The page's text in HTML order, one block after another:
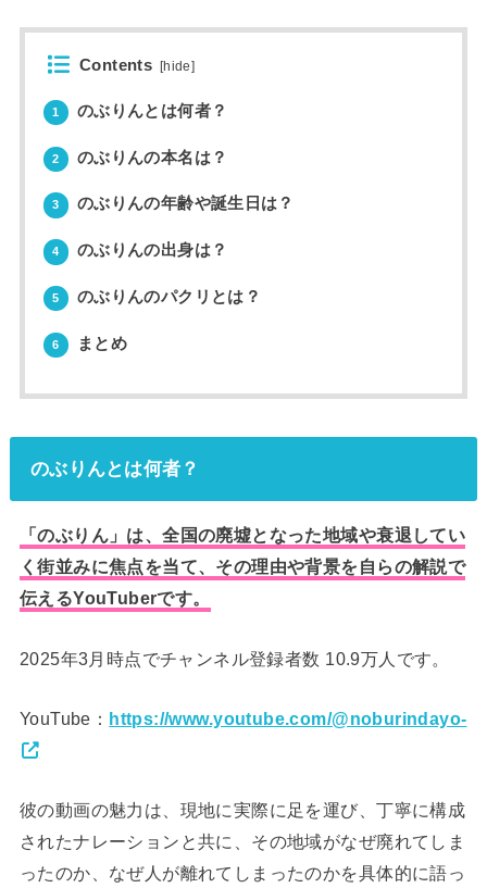
Contents [hide]
1 のぶりんとは何者？
2 のぶりんの本名は？
3 のぶりんの年齢や誕生日は？
4 のぶりんの出身は？
5 のぶりんのパクリとは？
6 まとめ
のぶりんとは何者？
「のぶりん」は、全国の廃墟となった地域や衰退してい
く街並みに焦点を当て、その理由や背景を自らの解説で
伝えるYouTuberです。
2025年3月時点でチャンネル登録者数 10.9万人です。
YouTube： https://www.youtube.com/@noburindayo-
彼の動画の魅力は、現地に実際に足を運び、丁寧に構成
されたナレーションと共に、その地域がなぜ廃れてしま
ったのか、なぜ人が離れてしまったのかを具体的に語っ